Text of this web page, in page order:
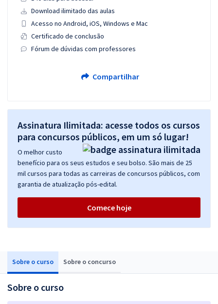
Sobre o curso Sobre o concurso
Sobre o curso
Download ilimitado das aulas
Acesso no Android, iOS, Windows e Mac
Certificado de conclusão
Fórum de dúvidas com professores
Compartilhar
Assinatura Ilimitada: acesse todos os cursos
para concursos públicos, em um só lugar!
O melhor custo
benefício para os seus estudos e seu bolso. São mais de 25
mil cursos para todas as carreiras de concursos públicos, com
garantia de atualização pós-edital.
Comece hoje